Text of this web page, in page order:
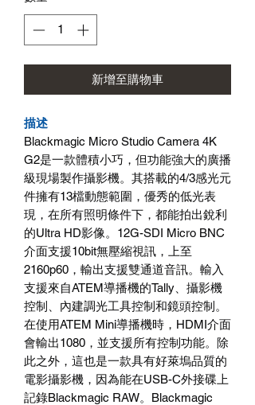
新增至購物車
描述
Blackmagic Micro Studio Camera 4K
G2是一款體積小巧，但功能強大的廣播
級現場製作攝影機。其搭載的4/3感光元
件擁有13檔動態範圍，優秀的低光表
現，在所有照明條件下，都能拍出銳利
的Ultra HD影像。12G-SDI Micro BNC
介面支援10bit無壓縮視訊，上至
2160p60，輸出支援雙通道音訊。輸入
支援來自ATEM導播機的Tally、攝影機
控制、內建調光工具控制和鏡頭控制。
在使用ATEM Mini導播機時，HDMI介面
會輸出1080，並支援所有控制功能。除
此之外，這也是一款具有好萊塢品質的
電影攝影機，因為能在USB-C外接碟上
記錄Blackmagic RAW。Blackmagic